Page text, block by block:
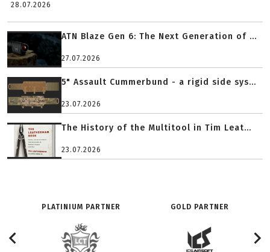
28.07.2026
ATN Blaze Gen 6: The Next Generation of ...
27.07.2026
5" Assault Cummerbund - a rigid side sys...
23.07.2026
The History of the Multitool in Tim Leat...
23.07.2026
PLATINIUM PARTNER GOLD PARTNER